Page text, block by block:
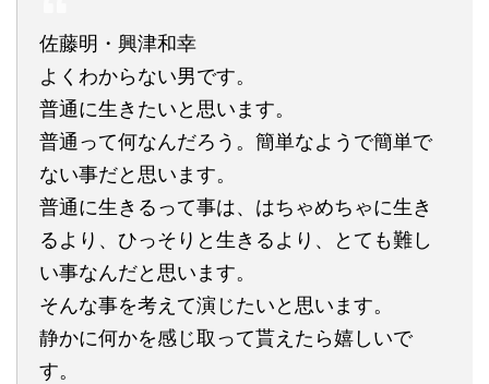
佐藤明・興津和幸
よくわからない男です。
普通に生きたいと思います。
普通って何なんだろう。簡単なようで簡単で
ない事だと思います。
普通に生きるって事は、はちゃめちゃに生き
るより、ひっそりと生きるより、とても難し
い事なんだと思います。
そんな事を考えて演じたいと思います。
静かに何かを感じ取って貰えたら嬉しいで
す。